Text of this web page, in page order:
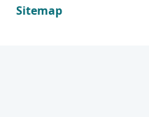
Sitemap